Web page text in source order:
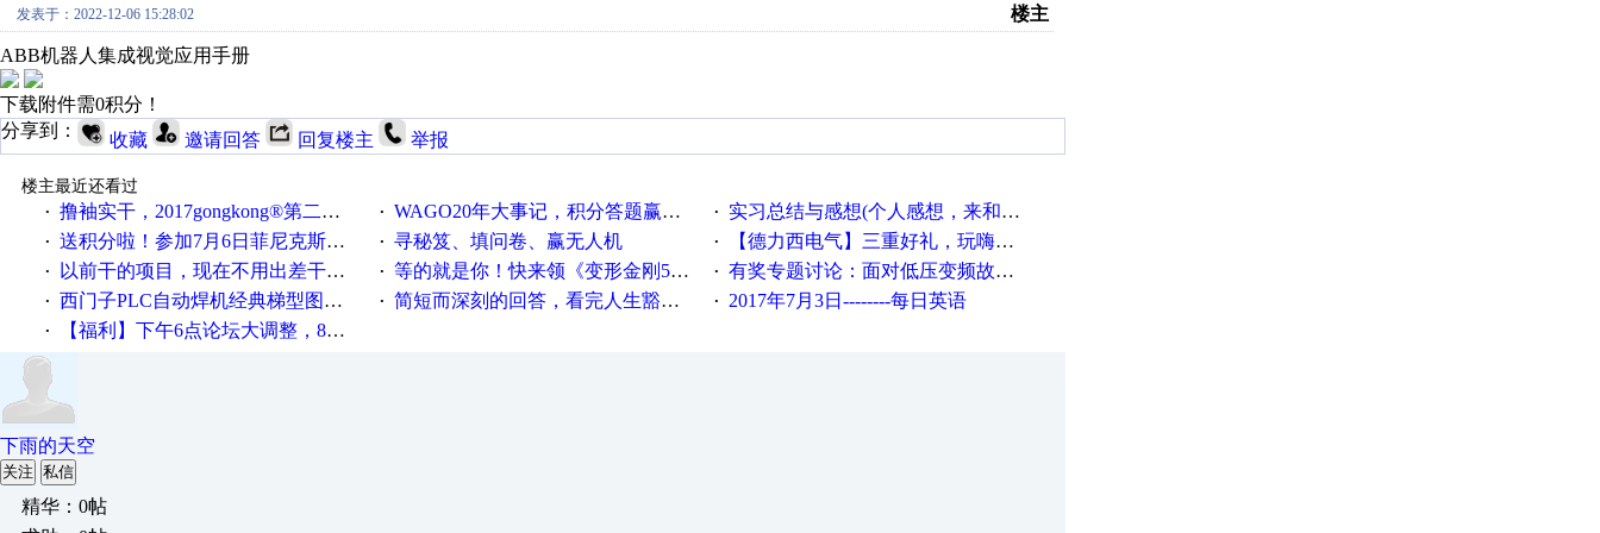
发表于：2022-12-06 15:28:02 楼主
ABB机器人集成视觉应用手册
下载附件需0积分！
分享到：
收藏 邀请回答 回复楼主 举报
楼主最近还看过
· 撸袖实干，2017gongkong®第二届智造工程师节正式起航！ · WAGO20年大事记，积分答题赢礼品！ · 实习总结与感想(个人感想，来和大家分享下，不喜勿喷,谢谢）
· 送积分啦！参加7月6日菲尼克斯在线研讨会即得 · 寻秘笈、填问卷、赢无人机 · 【德力西电气】三重好礼，玩嗨夏日！
· 以前干的项目，现在不用出差干项目了，好怀念 · 等的就是你！快来领《变形金刚5》观影券 · 有奖专题讨论：面对低压变频故障，老手是这样解决的！
· 西门子PLC自动焊机经典梯型图程序参考 · 简短而深刻的回答，看完人生豁然开朗 · 2017年7月3日--------每日英语
· 【福利】下午6点论坛大调整，8点服务器内存升级
下雨的天空
关注 私信
精华：0帖